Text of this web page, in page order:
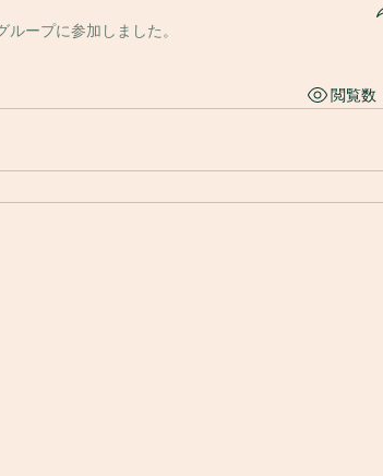
ループに参加しました。
閲覧数